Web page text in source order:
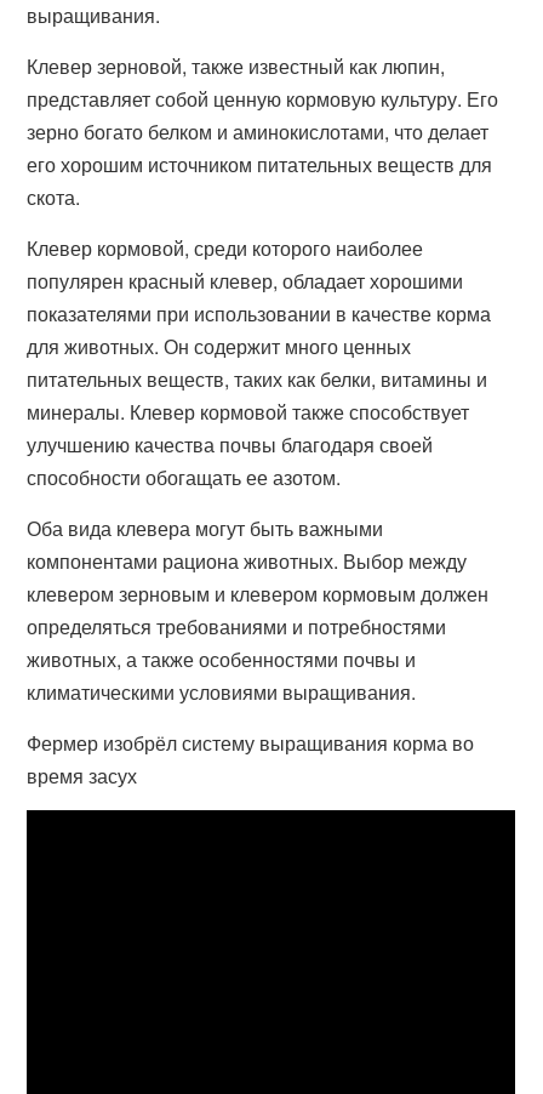
выращивания.
Клевер зерновой, также известный как люпин,
представляет собой ценную кормовую культуру. Его
зерно богато белком и аминокислотами, что делает
его хорошим источником питательных веществ для
скота.
Клевер кормовой, среди которого наиболее
популярен красный клевер, обладает хорошими
показателями при использовании в качестве корма
для животных. Он содержит много ценных
питательных веществ, таких как белки, витамины и
минералы. Клевер кормовой также способствует
улучшению качества почвы благодаря своей
способности обогащать ее азотом.
Оба вида клевера могут быть важными
компонентами рациона животных. Выбор между
клевером зерновым и клевером кормовым должен
определяться требованиями и потребностями
животных, а также особенностями почвы и
климатическими условиями выращивания.
Фермер изобрёл систему выращивания корма во
время засух